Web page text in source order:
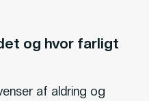
og hvor farligt
af aldring og